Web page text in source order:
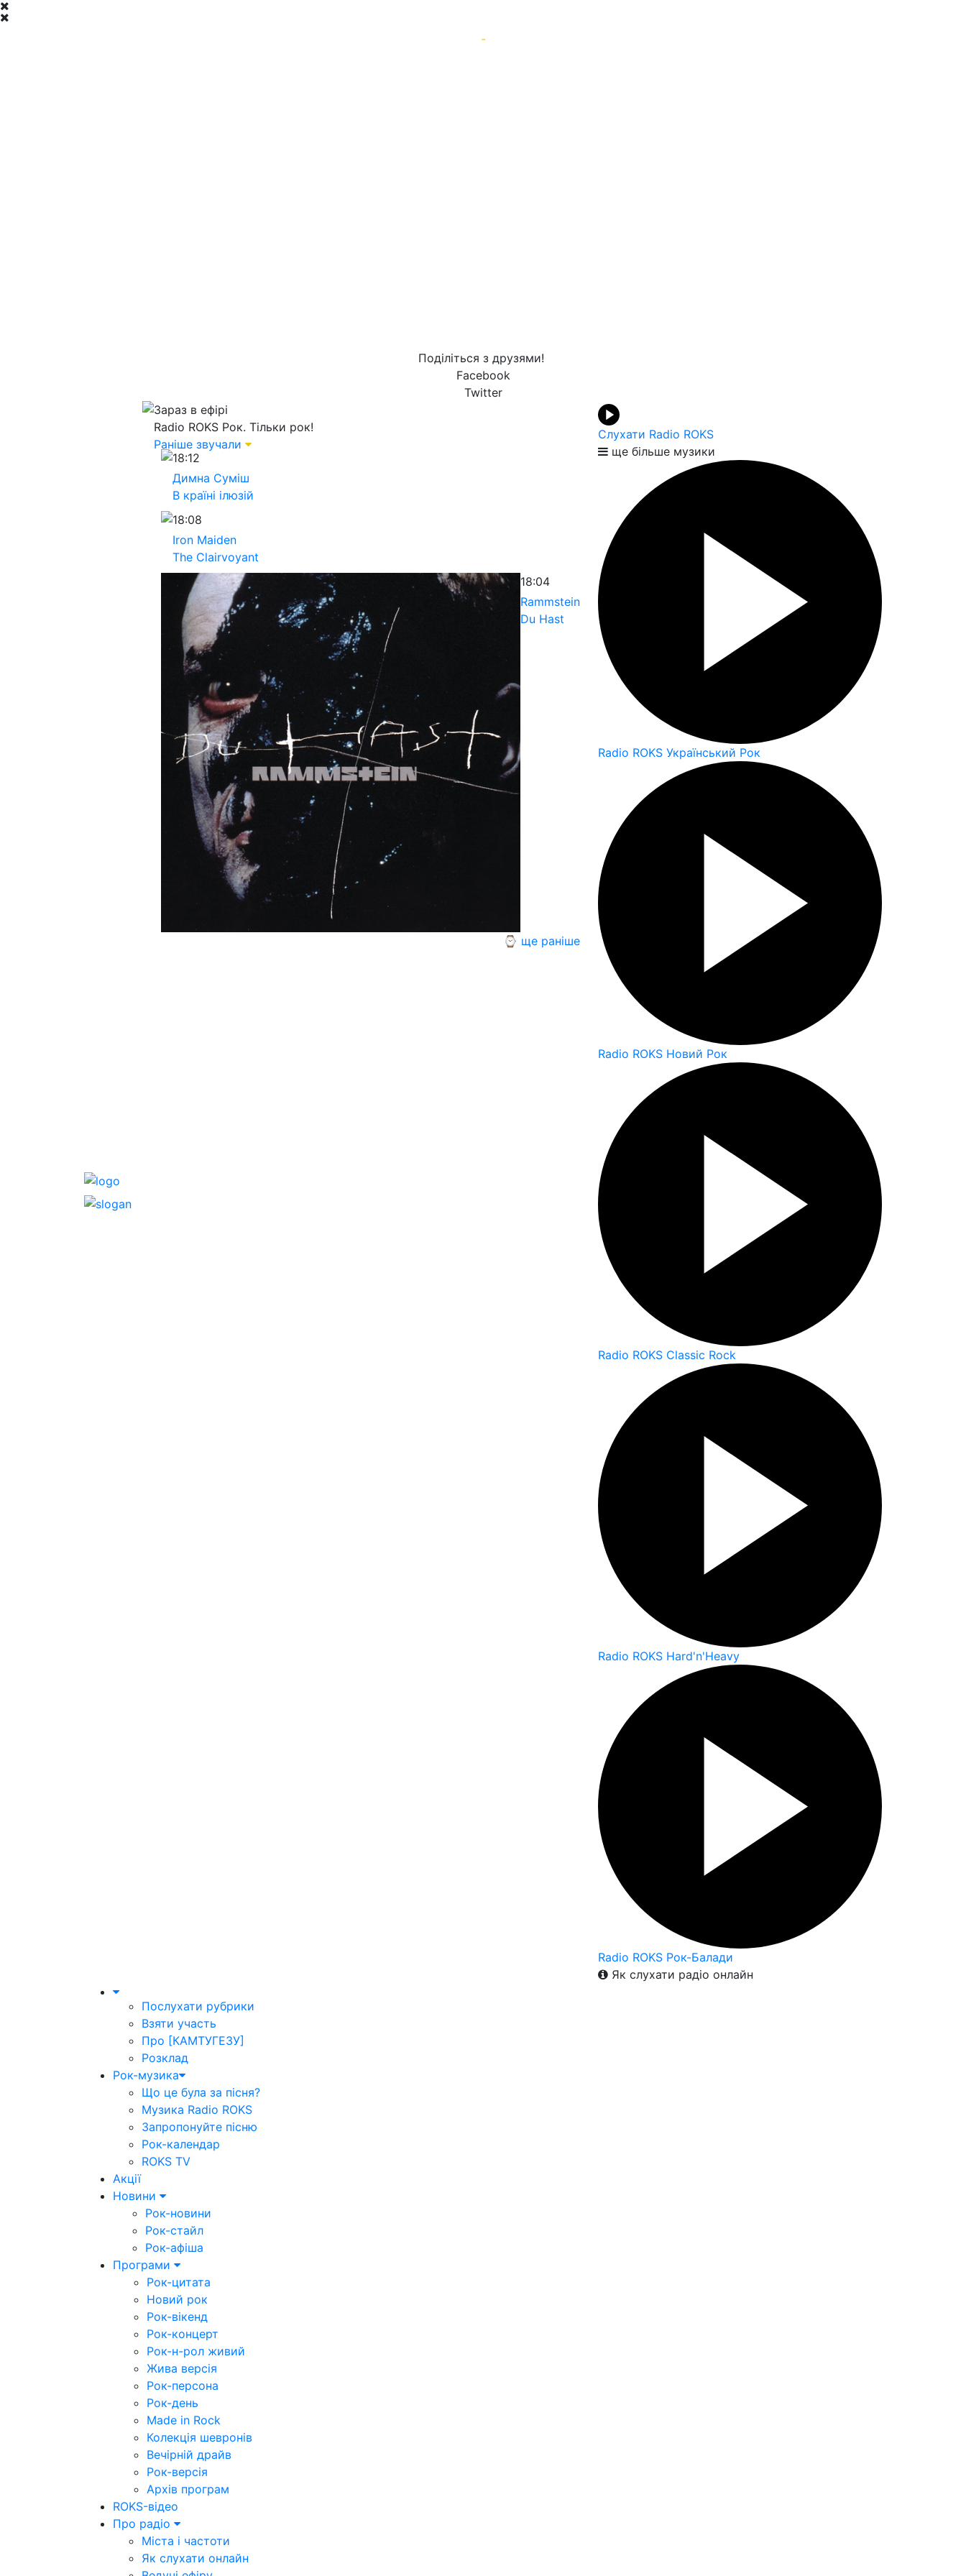
-
Поділіться з друзями!
Facebook
Twitter
Зараз в ефірі
Radio ROKS Рок. Тільки рок!
Раніше звучали
18:12
Димна Суміш
В країні ілюзій
18:08
Iron Maiden
The Clairvoyant
18:04
Rammstein
Du Hast
⌚ ще раніше
Слухати Radio ROKS
ще більше музики
Radio ROKS Український Рок
Radio ROKS Новий Рок
Radio ROKS Classic Rock
Radio ROKS Hard'n'Heavy
Radio ROKS Рок-Балади
Як слухати радіо онлайн
Послухати рубрики
Взяти участь
Про [КАМТУГЕЗУ]
Розклад
Рок-музика
Що це була за пісня?
Музика Radio ROKS
Запропонуйте пісню
Рок-календар
ROKS TV
Акції
Новини
Рок-новини
Рок-стайл
Рок-афіша
Програми
Рок-цитата
Новий рок
Рок-вікенд
Рок-концерт
Рок-н-рол живий
Жива версія
Рок-персона
Рок-день
Made in Rock
Колекція шевронів
Вечірній драйв
Рок-версія
Архів програм
ROKS-відео
Про радіо
Міста і частоти
Як слухати онлайн